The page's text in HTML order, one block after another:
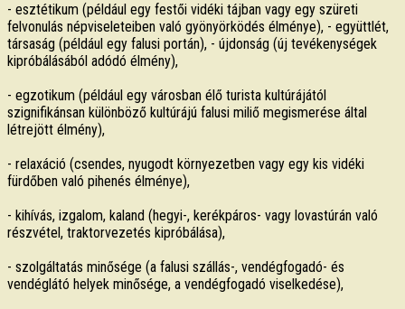
- esztétikum (például egy festői vidéki tájban vagy egy szüreti
felvonulás népviseleteiben való gyönyörködés élménye), - együttlét,
társaság (például egy falusi portán), - újdonság (új tevékenységek
kipróbálásából adódó élmény),
- egzotikum (például egy városban élő turista kultúrájától
szignifikánsan különböző kultúrájú falusi miliő megismerése által
létrejött élmény),
- relaxáció (csendes, nyugodt környezetben vagy egy kis vidéki
fürdőben való pihenés élménye),
- kihívás, izgalom, kaland (hegyi-, kerékpáros- vagy lovastúrán való
részvétel, traktorvezetés kipróbálása),
- szolgáltatás minősége (a falusi szállás-, vendégfogadó- és
vendéglátó helyek minősége, a vendégfogadó viselkedése),